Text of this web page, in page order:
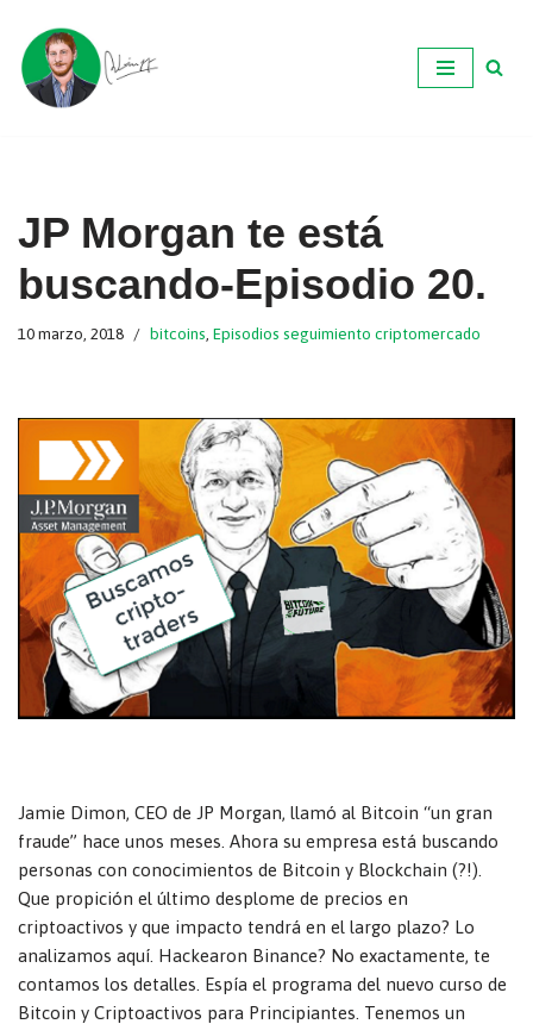
Ir
al
JP Morgan te está
buscando-Episodio 20.
10 marzo, 2018 bitcoins Episodios seguimiento criptomercado
Jamie Dimon, CEO de JP Morgan, llamó al Bitcoin “un gran
fraude” hace unos meses. Ahora su empresa está buscando
personas con conocimientos de Bitcoin y Blockchain (?!).
Que propición el último desplome de precios en
criptoactivos y que impacto tendrá en el largo plazo? Lo
analizamos aquí. Hackearon Binance? No exactamente, te
contamos los detalles. Espía el programa del nuevo curso de
Bitcoin y Criptoactivos para Principiantes. Tenemos un